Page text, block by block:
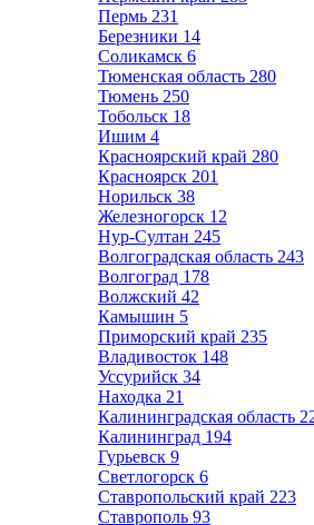
Пермь 231
Березники 14
Соликамск 6
Тюменская область 280
Тюмень 250
Тобольск 18
Ишим 4
Красноярский край 280
Красноярск 201
Норильск 38
Железногорск 12
Нур-Султан 245
Волгоградская область 243
Волгоград 178
Волжский 42
Камышин 5
Приморский край 235
Владивосток 148
Уссурийск 34
Находка 21
Калининградская область
Калининград 194
Гурьевск 9
Светлогорск 6
Ставропольский край 223
Ставрополь 93